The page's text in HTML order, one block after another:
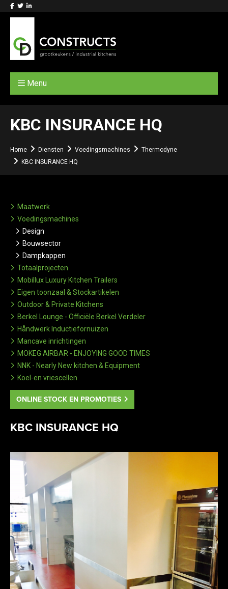
Menu
KBC INSURANCE HQ
Home Diensten Voedingsmachines
Thermodyne
KBC INSURANCE HQ
Maatwerk
Voedingsmachines
Design
Bouwsector
Dampkappen
Totaalprojecten
Mobillux Luxury Kitchen Trailers
Eigen toonzaal & Stockartikelen
Outdoor & Private Kitchens
Berkel Lounge - Officiële Berkel Verdeler
Håndwerk Inductiefornuizen
Mancave inrichtingen
MOKEG AIRBAR - ENJOYING GOOD TIMES
NNK - Nearly New kitchen & Equipment
Koel-en vriescellen
ONLINE STOCK EN PROMOTIES
KBC INSURANCE HQ